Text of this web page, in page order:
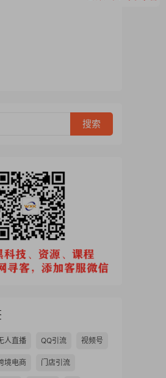
人直播 QQ引流 视频号
境电商 门店引流